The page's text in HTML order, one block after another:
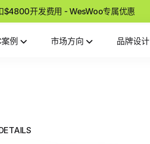
$4800开发费用 - WesWoo专属优惠
例 市场方向 品牌设计